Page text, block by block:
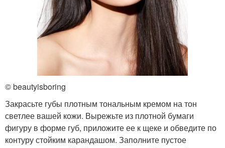
© beautyisboring
Закрасьте губы плотным тональным кремом на тон
светлее вашей кожи. Вырежьте из плотной бумаги
фигуру в форме губ, приложите ее к щеке и обведите по
контуру стойким карандашом. Заполните пустое